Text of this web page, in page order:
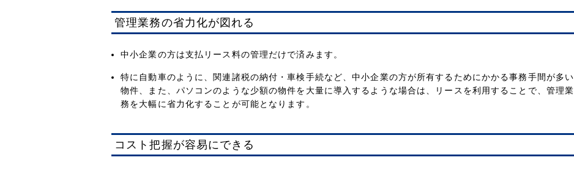
管理業務の省力化が図れる
中小企業の方は支払リース料の管理だけで済みます。
特に自動車のように、関連諸税の納付・車検手続など、中小企業の方が所有するためにかかる事務手間が多い
物件、また、パソコンのような少額の物件を大量に導入するような場合は、リースを利用することで、管理業
務を大幅に省力化することが可能となります。
コスト把握が容易にできる